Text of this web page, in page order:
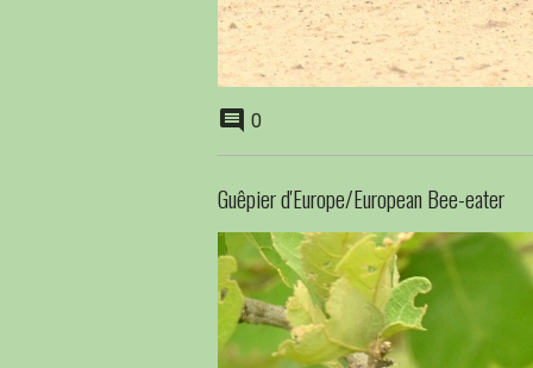
0
Guêpier d'Europe/European Bee-eater